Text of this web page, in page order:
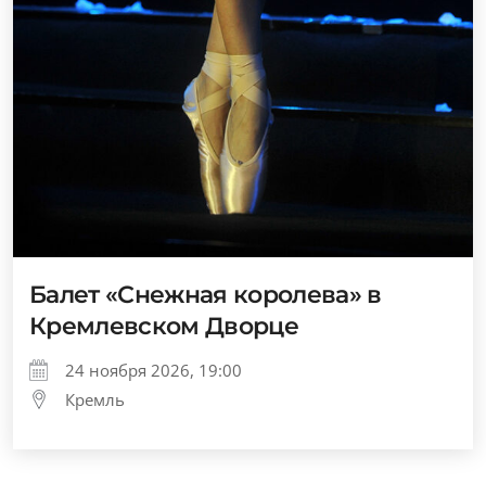
Балет «Снежная королева» в
Кремлевском Дворце
24 ноября 2026, 19:00
Кремль